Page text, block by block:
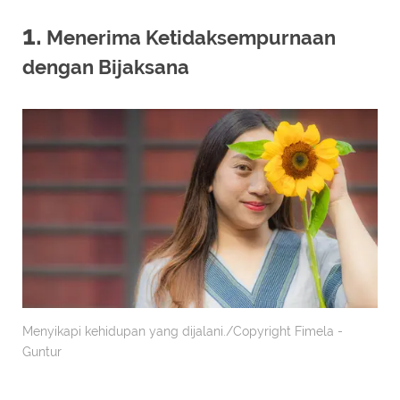
1. Menerima Ketidaksempurnaan
dengan Bijaksana
Menyikapi kehidupan yang dijalani./Copyright Fimela -
Guntur